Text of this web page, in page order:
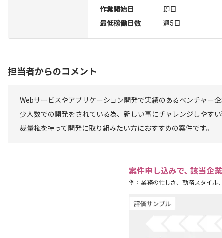
作業開始日
即日
最低稼働日数
週5日
担当者からのコメント
Webサービスやアプリケーション開発で実績のあるベンチャー
少人数での開発をされている為、新しい事にチャレンジしやす
裁量権を持って開発に取り組みたい方におすすめの案件です。
案件申し込みで､ 該当企
例：業務の忙しさ、勤務スタイル